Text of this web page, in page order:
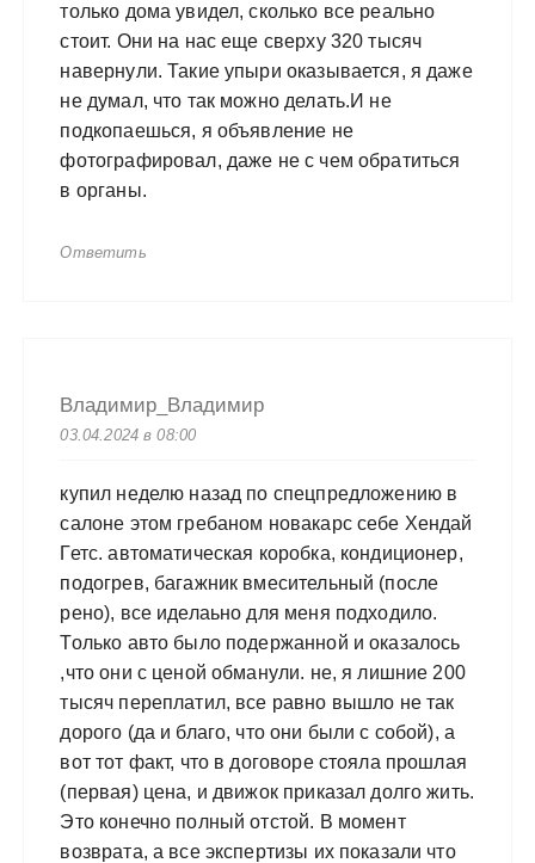
только дома увидел, сколько все реально
стоит. Они на нас еще сверху 320 тысяч
навернули. Такие упыри оказывается, я даже
не думал, что так можно делать.И не
подкопаешься, я объявление не
фотографировал, даже не с чем обратиться
в органы.
Ответить
Владимир_Владимир
03.04.2024 в 08:00
купил неделю назад по спецпредложению в
салоне этом гребаном новакарс себе Хендай
Гетс. автоматическая коробка, кондиционер,
подогрев, багажник вмесительный (после
рено), все иделаьно для меня подходило.
Только авто было подержанной и оказалось
,что они с ценой обманули. не, я лишние 200
тысяч переплатил, все равно вышло не так
дорого (да и благо, что они были с собой), а
вот тот факт, что в договоре стояла прошлая
(первая) цена, и движок приказал долго жить.
Это конечно полный отстой. В момент
возврата, а все экспертизы их показали что